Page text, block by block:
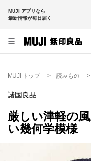
MUJI アプリなら
最新情報が毎日届く
MUJI トップ 読みもの
諸国良品
厳しい津軽の
い幾何学模様